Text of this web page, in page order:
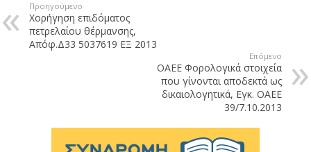
Προηγούμενο
Χορήγηση επιδόματος
πετρελαίου θέρμανσης,
Απόφ.Δ33 5037619 ΕΞ 2013
Επόμενο
ΟΑΕΕ Φορολογικά στοιχεία
που γίνονται αποδεκτά ως
δικαιολογητικά, Εγκ. ΟΑΕΕ
39/7.10.2013